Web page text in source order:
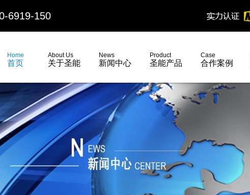
6919-150
Home
首页
About Us
关于圣能
News
新闻中心
Product
圣能产品
Case
合作案例